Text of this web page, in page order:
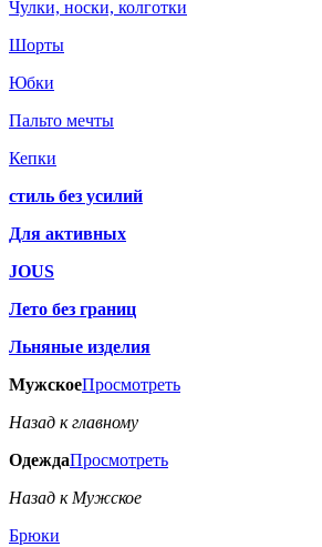
Чулки, носки, колготки
Шорты
Юбки
Пальто мечты
Кепки
стиль без усилий
Для активных
JOUS
Лето без границ
Льняные изделия
МужскоеПросмотреть
Назад к главному
ОдеждаПросмотреть
Назад к Мужское
Брюки